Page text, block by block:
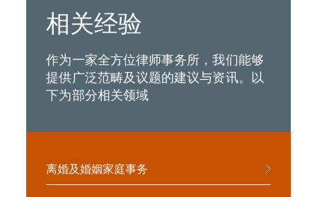
相关经验
作为一家全方位律师事务所，我们能够
提供广泛范畴及议题的建议与资讯。以
下为部分相关领域
离婚及婚姻家庭事务